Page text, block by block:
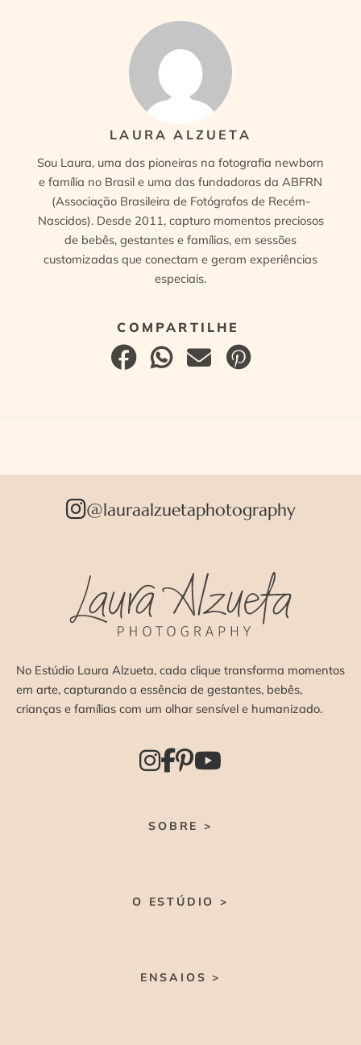
LAURA ALZUETA
Sou Laura, uma das pioneiras na fotografia newborn
e família no Brasil e uma das fundadoras da ABFRN
(Associação Brasileira de Fotógrafos de Recém-
Nascidos). Desde 2011, capturo momentos preciosos
de bebês, gestantes e famílias, em sessões
customizadas que conectam e geram experiências
especiais.
@lauraalzuetaphotography
No Estúdio Laura Alzueta, cada clique transforma momentos
em arte, capturando a essência de gestantes, bebês,
crianças e famílias com um olhar sensível e humanizado.
SOBRE >
O ESTÚDIO >
ENSAIOS >